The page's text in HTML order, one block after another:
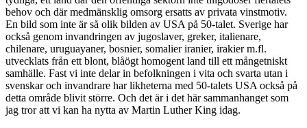
behov och där medmänsklig omsorg ersatts av privata vinstmotiv.
En bild som inte är så olik bilden av USA på 50-talet. Sverige har
också genom invandringen av jugoslaver, greker, italienare,
chilenare, uruguayaner, bosnier, somalier iranier, irakier m.fl.
utvecklats från ett blont, blåögt homogent land till ett mångetniskt
samhälle. Fast vi inte delar in befolkningen i vita och svarta utan i
svenskar och invandrare har likheterna med 50-talets USA också på
detta område blivit större. Och det är i det här sammanhanget som
jag tror att vi kan ha nytta av Martin Luther King idag.